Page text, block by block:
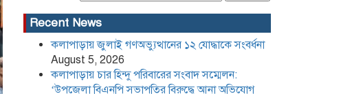
উচ্চ আদালতের রায় গোপনের
বিদ্যালয়ের বিরুদ্ধে সংবাদ সম্মেলন
কলাপাড়া সাংবাদিক ইউনিয়নের
২০২৬-২০২৭ কমিটি গঠন
Recent News
কলাপাড়ায় জুলাই গণঅভ্যুত্থানের ১২ যোদ্ধাকে সংবর্ধনা
August 5, 2026
কলাপাড়ায় চার হিন্দু পরিবারের সংবাদ সম্মেলন:
‘উপজেলা বিএনপি সভাপতির বিরুদ্ধে আনা অভিযোগ